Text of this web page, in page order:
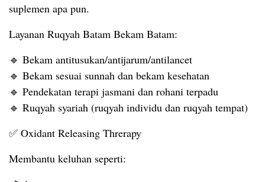
suplemen apa pun.
Layanan Ruqyah Batam Bekam Batam:
🔹 Bekam antitusukan/antijarum/antilancet
🔹 Bekam sesuai sunnah dan bekam kesehatan
🔹 Pendekatan terapi jasmani dan rohani terpadu
🔹 Ruqyah syariah (ruqyah individu dan ruqyah tempat)
✅ Oxidant Releasing Threrapy
Membantu keluhan seperti: